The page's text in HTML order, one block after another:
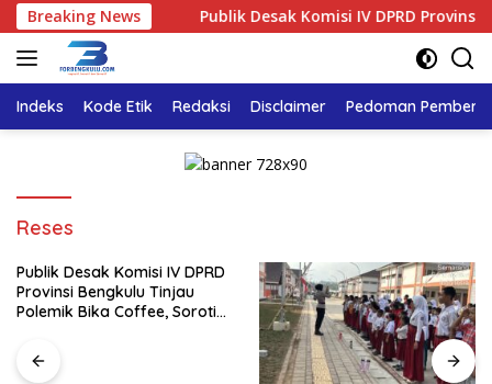
Langsung
ke
konten
Breaking News
Humanis Publik Desak Komisi IV DPRD Provinsi
Indeks Kode Etik Redaksi Disclaimer Pedoman
Reses
Publik Desak Komisi IV DPRD
Provinsi Bengkulu Tinjau
Polemik Bika Coffee, Soroti
Family Cafe